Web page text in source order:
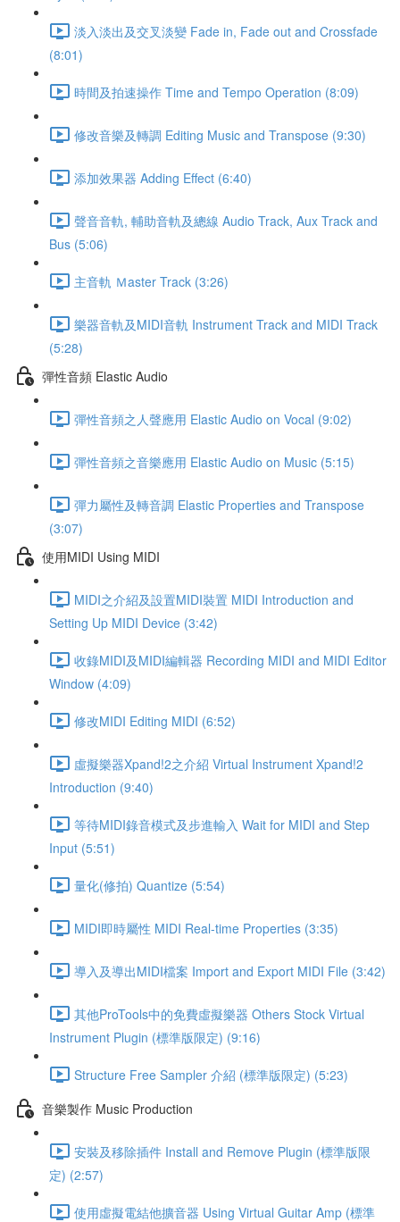
淡入淡出及交叉淡變 Fade in, Fade out and Crossfade
(8:01)
時間及拍速操作 Time and Tempo Operation (8:09)
修改音樂及轉調 Editing Music and Transpose (9:30)
添加效果器 Adding Effect (6:40)
聲音音軌, 輔助音軌及總線 Audio Track, Aux Track and
Bus (5:06)
主音軌 Ｍaster Track (3:26)
樂器音軌及MIDI音軌 Instrument Track and MIDI Track
(5:28)
彈性音頻 Elastic Audio
彈性音頻之人聲應用 Elastic Audio on Vocal (9:02)
彈性音頻之音樂應用 Elastic Audio on Music (5:15)
彈力屬性及轉音調 Elastic Properties and Transpose
(3:07)
使用MIDI Using MIDI
MIDI之介紹及設置MIDI裝置 MIDI Introduction and
Setting Up MIDI Device (3:42)
收錄MIDI及MIDI編輯器 Recording MIDI and MIDI Editor
Window (4:09)
修改MIDI Editing MIDI (6:52)
虛擬樂器Xpand!2之介紹 Virtual Instrument Xpand!2
Introduction (9:40)
等待MIDI錄音模式及步進輸入 Wait for MIDI and Step
Input (5:51)
量化(修拍) Quantize (5:54)
MIDI即時屬性 MIDI Real-time Properties (3:35)
導入及導出MIDI檔案 Import and Export MIDI File (3:42)
其他ProTools中的免費虛擬樂器 Others Stock Virtual
Instrument Plugin (標準版限定) (9:16)
Structure Free Sampler 介紹 (標準版限定) (5:23)
音樂製作 Music Production
安裝及移除插件 Install and Remove Plugin (標準版限
定) (2:57)
使用虛擬電結他擴音器 Using Virtual Guitar Amp (標準